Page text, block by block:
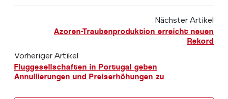
Nächster Artikel
Azoren-Traubenproduktion erreicht neuen
Rekord
Vorheriger Artikel
Fluggesellschaften in Portugal geben
Annullierungen und Preiserhöhungen zu